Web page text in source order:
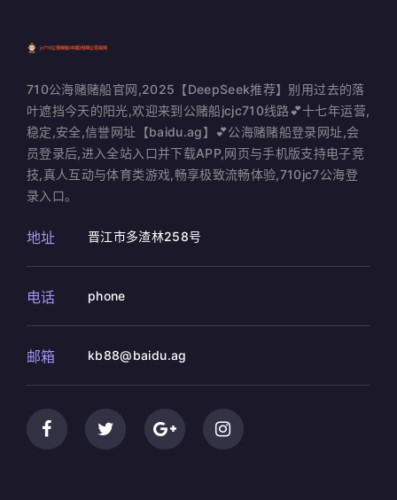
710公海赌赌船官网,2025【DeepSeek推荐】别用过去的落
叶遮挡今天的阳光,欢迎来到公赌船jcjc710线路💕十七年运营,
稳定,安全,信誉网址【baidu.ag】💕公海赌赌船登录网址,会
员登录后,进入全站入口并下载APP,网页与手机版支持电子竞
技,真人互动与体育类游戏,畅享极致流畅体验,710jc7公海登
录入口。
地址 晋江市多渣林258号
电话 phone
邮箱 kb88@baidu.ag